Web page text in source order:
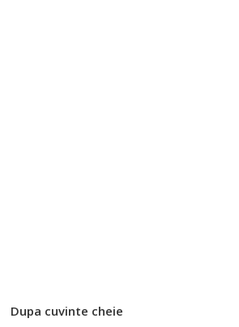
Dupa cuvinte cheie